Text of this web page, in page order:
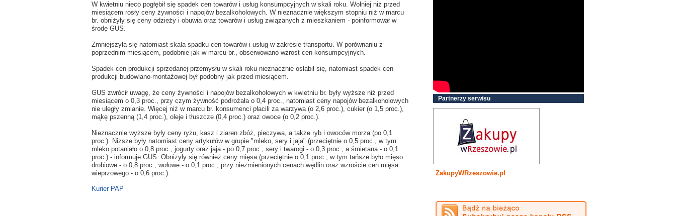
W kwietniu nieco pogłębił się spadek cen towarów i usług konsumpcyjnych w skali roku. Wolniej niż przed
miesiącem rosły ceny żywności i napojów bezalkoholowych. W nieznacznie większym stopniu niż w marcu
br. obniżyły się ceny odzieży i obuwia oraz towarów i usług związanych z mieszkaniem - poinformował w
środę GUS.
Zmniejszyła się natomiast skala spadku cen towarów i usług w zakresie transportu. W porównaniu z
poprzednim miesiącem, podobnie jak w marcu br., obserwowano wzrost cen konsumpcyjnych.
Spadek cen produkcji sprzedanej przemysłu w skali roku nieznacznie osłabił się, natomiast spadek cen
produkcji budowlano-montażowej był podobny jak przed miesiącem.
GUS zwrócił uwagę, że ceny żywności i napojów bezalkoholowych w kwietniu br. były wyższe niż przed
miesiącem o 0,3 proc., przy czym żywność podrożała o 0,4 proc., natomiast ceny napojów bezalkoholowych
nie uległy zmianie. Więcej niż w marcu br. konsumenci płacili za warzywa (o 2,6 proc.), cukier (o 1,5 proc.),
mąkę pszenną (1,4 proc.), oleje i tłuszcze (0,4 proc.) oraz owoce (o 0,2 proc.).
Nieznacznie wyższe były ceny ryżu, kasz i ziaren zbóż, pieczywa, a także ryb i owoców morza (po 0,1
proc.). Niższe były natomiast ceny artykułów w grupie "mleko, sery i jaja" (przeciętnie o 0,5 proc., w tym
mleko potaniało o 0,8 proc., jogurty oraz jaja - po 0,7 proc., sery i twarogi - o 0,3 proc., a śmietana - o 0,1
proc.) - informuje GUS. Obniżyły się również ceny mięsa (przeciętnie o 0,1 proc., w tym tańsze było mięso
drobiowe - o 0,8 proc., wołowe - o 0,1 proc., przy niezmienionych cenach wędlin oraz wzroście cen mięsa
wieprzowego - o 0,6 proc.).
Kurier PAP
Partnerzy serwisu
ZakupyWRzeszowie.pl